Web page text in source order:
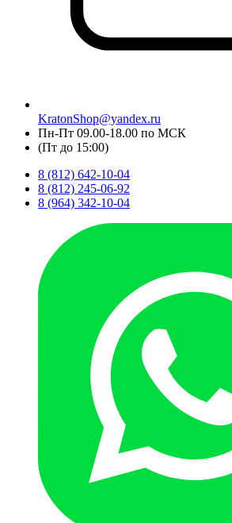
KratonShop@yandex.ru
Пн-Пт 09.00-18.00 по МСК
(Пт до 15:00)
8 (812) 642-10-04
8 (812) 245-06-92
8 (964) 342-10-04